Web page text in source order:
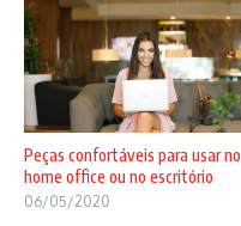
Peças confortáveis para usar no
home office ou no escritório
06/05/2020